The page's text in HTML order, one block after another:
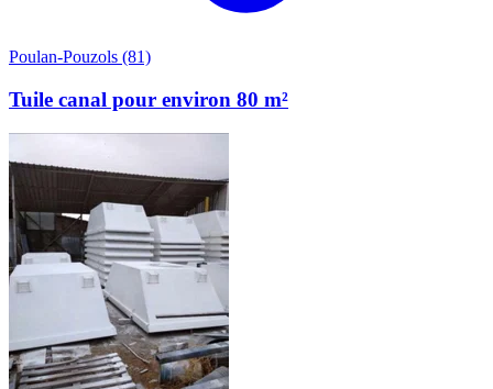
Poulan-Pouzols (81)
Tuile canal pour environ 80 m²